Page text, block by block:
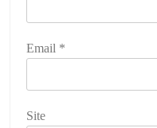
Email *
Site